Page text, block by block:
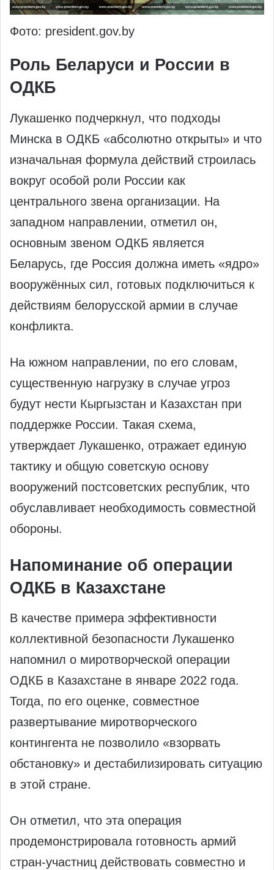
Фото: president.gov.by
Роль Беларуси и России в
ОДКБ
Лукашенко подчеркнул, что подходы
Минска в ОДКБ «абсолютно открыты» и что
изначальная формула действий строилась
вокруг особой роли России как
центрального звена организации. На
западном направлении, отметил он,
основным звеном ОДКБ является
Беларусь, где Россия должна иметь «ядро»
вооружённых сил, готовых подключиться к
действиям белорусской армии в случае
конфликта.
На южном направлении, по его словам,
существенную нагрузку в случае угроз
будут нести Кыргызстан и Казахстан при
поддержке России. Такая схема,
утверждает Лукашенко, отражает единую
тактику и общую советскую основу
вооружений постсоветских республик, что
обуславливает необходимость совместной
обороны.
Напоминание об операции
ОДКБ в Казахстане
В качестве примера эффективности
коллективной безопасности Лукашенко
напомнил о миротворческой операции
ОДКБ в Казахстане в январе 2022 года.
Тогда, по его оценке, совместное
развертывание миротворческого
контингента не позволило «взорвать
обстановку» и дестабилизировать ситуацию
в этой стране.
Он отметил, что эта операция
продемонстрировала готовность армий
стран-участниц действовать совместно и